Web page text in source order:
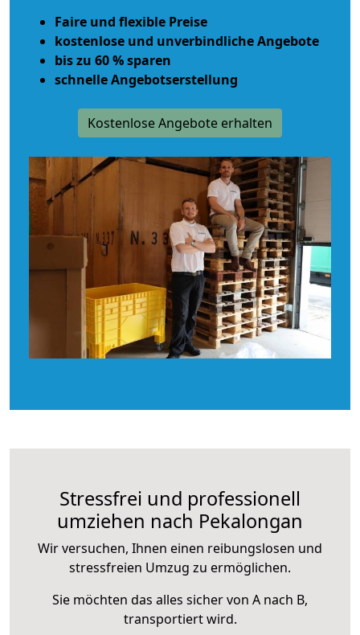
Faire und flexible Preise
kostenlose und unverbindliche Angebote
bis zu 60 % sparen
schnelle Angebotserstellung
Kostenlose Angebote erhalten
Stressfrei und professionell
umziehen nach Pekalongan
Wir versuchen, Ihnen einen reibungslosen und
stressfreien Umzug zu ermöglichen.
Sie möchten das alles sicher von A nach B,
transportiert wird.